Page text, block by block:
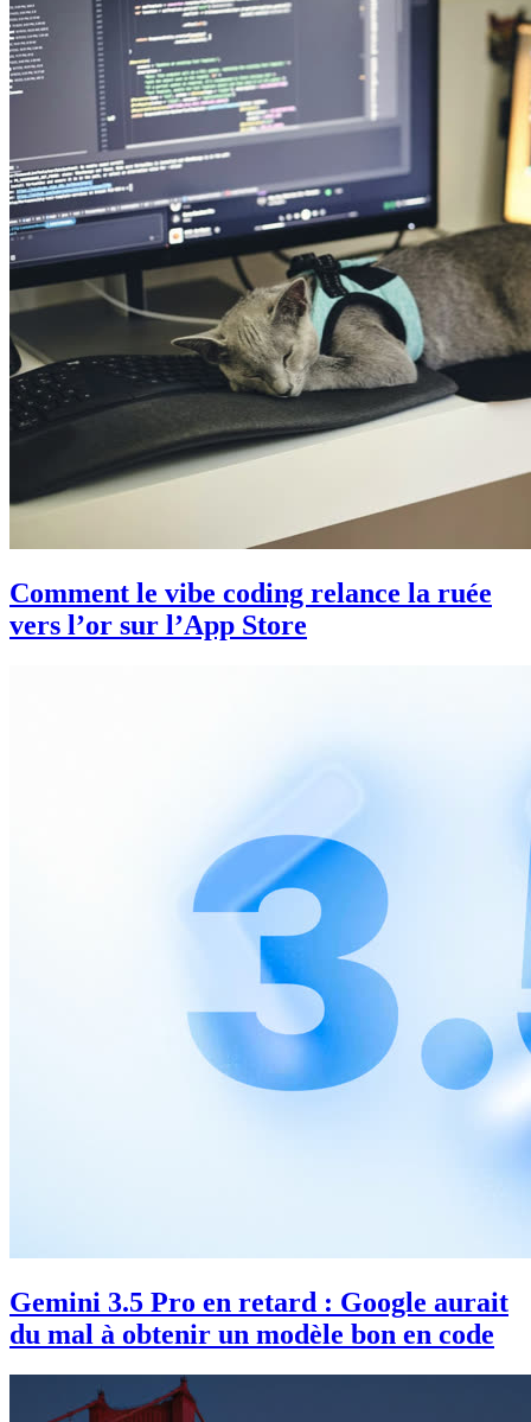
Comment le vibe coding relance la ruée
vers l’or sur l’App Store
Gemini 3.5 Pro en retard : Google aurait
du mal à obtenir un modèle bon en code